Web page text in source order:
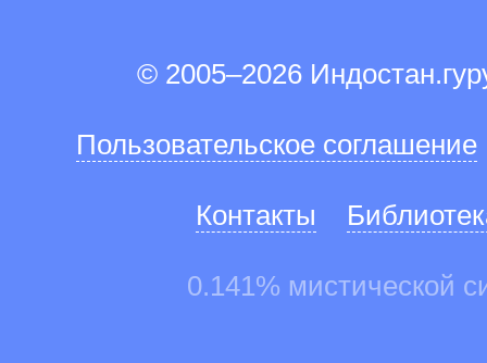
© 2005–2026
Пользовательское соглашение
Контакты
0.141% мистической